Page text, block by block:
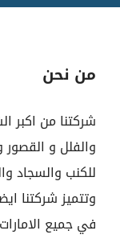
من نحن
شركتنا من اكبر
والفلل و القصور
للكنب والسجاد
وتتميز شركتنا
في جميع